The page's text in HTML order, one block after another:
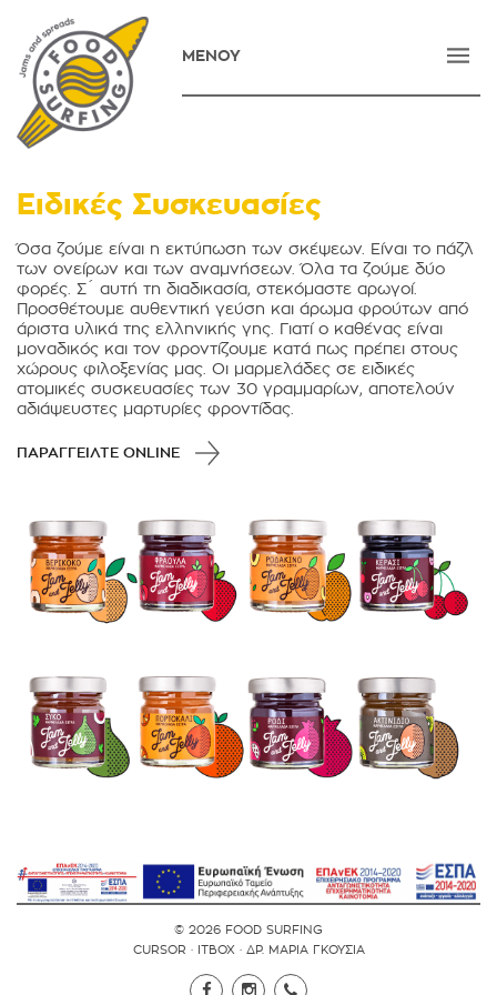
ΜΕΝΟΥ
ΑΡΧΙΚΗ
ΕΠΙΚΟΙΝΩΝΙΑ
E-SHOP
ENGLISH
Ειδικές Συσκευασίες
Όσα ζούμε είναι η εκτύπωση των σκέψεων. Είναι το πάζλ
των ονείρων και των αναμνήσεων. Όλα τα ζούμε δύο
φορές. Σ´ αυτή τη διαδικασία, στεκόμαστε αρωγοί.
Προσθέτουμε αυθεντική γεύση και άρωμα φρούτων από
άριστα υλικά της ελληνικής γης. Γιατί ο καθένας είναι
μοναδικός και τον φροντίζουμε κατά πως πρέπει στους
χώρους φιλοξενίας μας. Οι μαρμελάδες σε ειδικές
ατομικές συσκευασίες των 30 γραμμαρίων, αποτελούν
αδιάψευστες μαρτυρίες φροντίδας.
ΠΑΡΑΓΓΕΙΛΤΕ ONLINE
© 2026 FOOD SURFING
CURSOR · ITBOX· ΔΡ. ΜΑΡΙΑ ΓΚΟΥΣΙΑ